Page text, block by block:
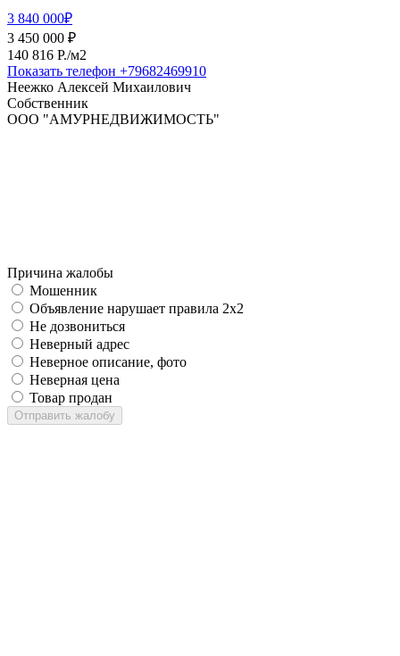
3 840 000₽
3 450 000 ₽
140 816 P./м2
Показать телефон +79682469910
Неежко Алексей Михаилович
Собственник
ООО "АМУРНЕДВИЖИМОСТЬ"
Причина жалобы
Мошенник
Объявление нарушает правила 2x2
Не дозвониться
Неверный адрес
Неверное описание, фото
Неверная цена
Товар продан
Отправить жалобу